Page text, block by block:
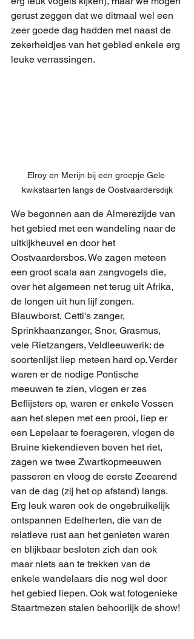
gerust zeggen dat we ditmaal wel een
zeer goede dag hadden met naast de
zekerheidjes van het gebied enkele erg
leuke verrassingen.
Elroy en Merijn bij een groepje Gele
kwikstaarten langs de Oostvaardersdijk
We begonnen aan de Almerezijde van
het gebied met een wandeling naar de
uitkijkheuvel en door het
Oostvaardersbos. We zagen meteen
een groot scala aan zangvogels die,
over het algemeen net terug uit Afrika,
de longen uit hun lijf zongen.
Blauwborst, Cetti's zanger,
Sprinkhaanzanger, Snor, Grasmus,
vele Rietzangers, Veldleeuwerik: de
soortenlijst liep meteen hard op. Verder
waren er de nodige Pontische
meeuwen te zien, vlogen er zes
Beflijsters op, waren er enkele Vossen
aan het slepen met een prooi, liep er
een Lepelaar te foerageren, vlogen de
Bruine kiekendieven boven het riet,
zagen we twee Zwartkopmeeuwen
passeren en vloog de eerste Zeearend
van de dag (zij het op afstand) langs.
Erg leuk waren ook de ongebruikelijk
ontspannen Edelherten, die van de
relatieve rust aan het genieten waren
en blijkbaar besloten zich dan ook
maar niets aan te trekken van de
enkele wandelaars die nog wel door
het gebied liepen. Ook wat fotogenieke
Staartmezen stalen behoorlijk de show!